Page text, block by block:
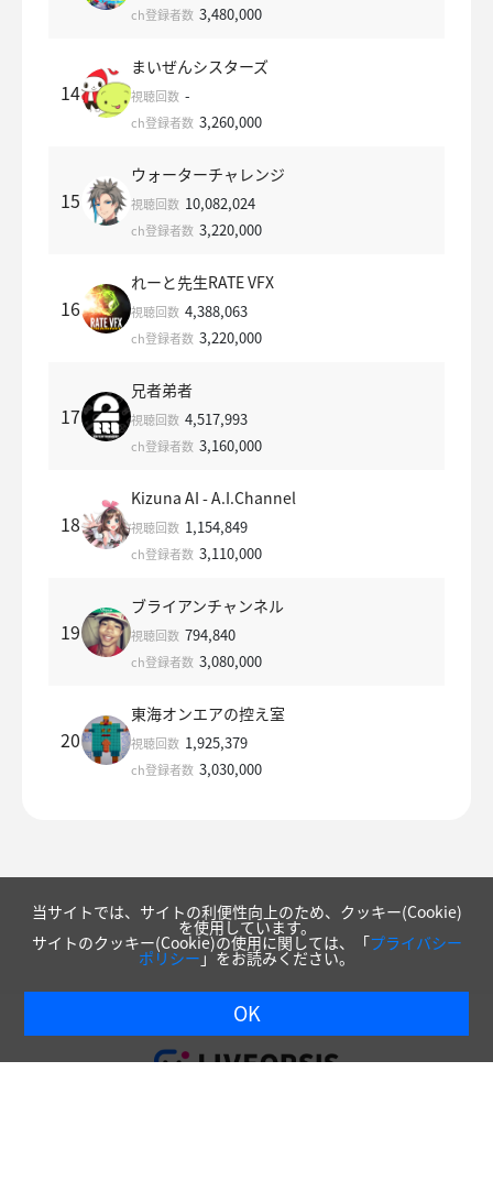
ch登録者数 3,480,000
14
まいぜんシスターズ
視聴回数 -
ch登録者数 3,260,000
15
ウォーターチャレンジ
視聴回数 10,082,024
ch登録者数 3,220,000
16
れーと先生RATE VFX
視聴回数 4,388,063
ch登録者数 3,220,000
17
兄者弟者
視聴回数 4,517,993
ch登録者数 3,160,000
18
Kizuna AI - A.I.Channel
視聴回数 1,154,849
ch登録者数 3,110,000
19
ブライアンチャンネル
視聴回数 794,840
ch登録者数 3,080,000
20
東海オンエアの控え室
視聴回数 1,925,379
ch登録者数 3,030,000
当サイトでは、サイトの利便性向上のため、クッキー(Cookie)
を使用しています。
サイトのクッキー(Cookie)の使用に関しては、「プライバシー
ポリシー 」をお読みください。
OK